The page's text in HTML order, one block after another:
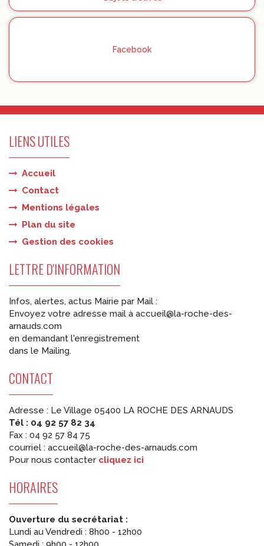
Facebook
LIENS UTILES
Accueil
Contact
Mentions légales
Plan du site
Gestion des cookies
LETTRE D'INFORMATION
Infos, alertes, actus Mairie par Mail :
Envoyez votre adresse mail à accueil@la-roche-des-
arnauds.com
en demandant l'enregistrement
dans le Mailing.
CONTACT
Adresse : Le Village 05400 LA ROCHE DES ARNAUDS
Tél : 04 92 57 82 34
Fax : 04 92 57 84 75
courriel : accueil@la-roche-des-arnauds.com
Pour nous contacter cliquez ici
HORAIRES
Ouverture du secrétariat :
Lundi au Vendredi : 8h00 - 12h00